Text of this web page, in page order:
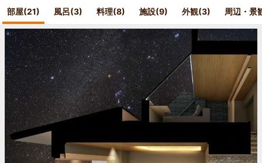
部屋(21) 風呂(3) 料理(8) 施設(9) 外観(3) 周辺・景